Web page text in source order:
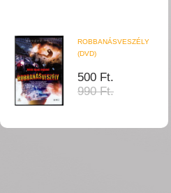
ROBBANÁSVESZÉLY
(DVD)
500 Ft.
990 Ft.